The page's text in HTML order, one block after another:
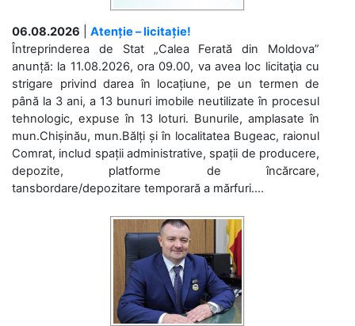
06.08.2026
Atenție – licitație!
Întreprinderea de Stat „Calea Ferată din Moldova”
anunță: la 11.08.2026, ora 09.00, va avea loc licitaţia cu
strigare privind darea în locațiune, pe un termen de
până la 3 ani, a 13 bunuri imobile neutilizate în procesul
tehnologic, expuse în 13 loturi. Bunurile, amplasate în
mun.Chișinău, mun.Bălți și în localitatea Bugeac, raionul
Comrat, includ spații administrative, spații de producere,
depozite, platforme de încărcare,
tansbordare/depozitare temporară a mărfuri....